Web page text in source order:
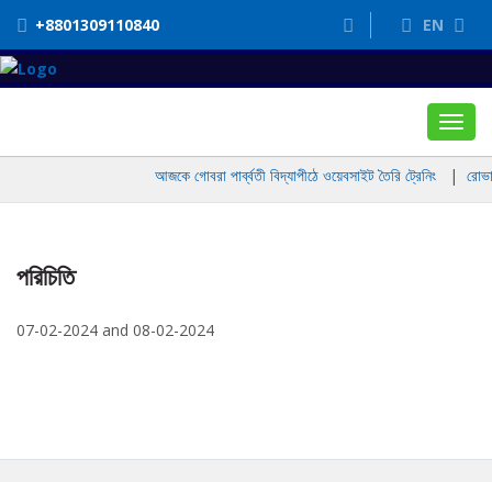
+8801309110840 EN
আজকে গোবরা পার্ব্বতী বিদ্যাপীঠে ওয়েবসাইট তৈরি ট্রেনিং|
পরিচিতি
07-02-2024 and 08-02-2024